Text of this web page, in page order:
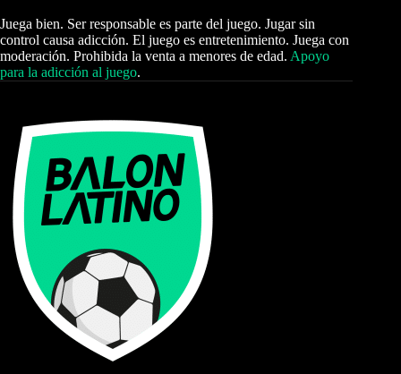
Juega bien. Ser responsable es parte del juego. Jugar sin
control causa adicción. El juego es entretenimiento. Juega con
moderación. Prohibida la venta a menores de edad. Apoyo
para la adicción al juego.